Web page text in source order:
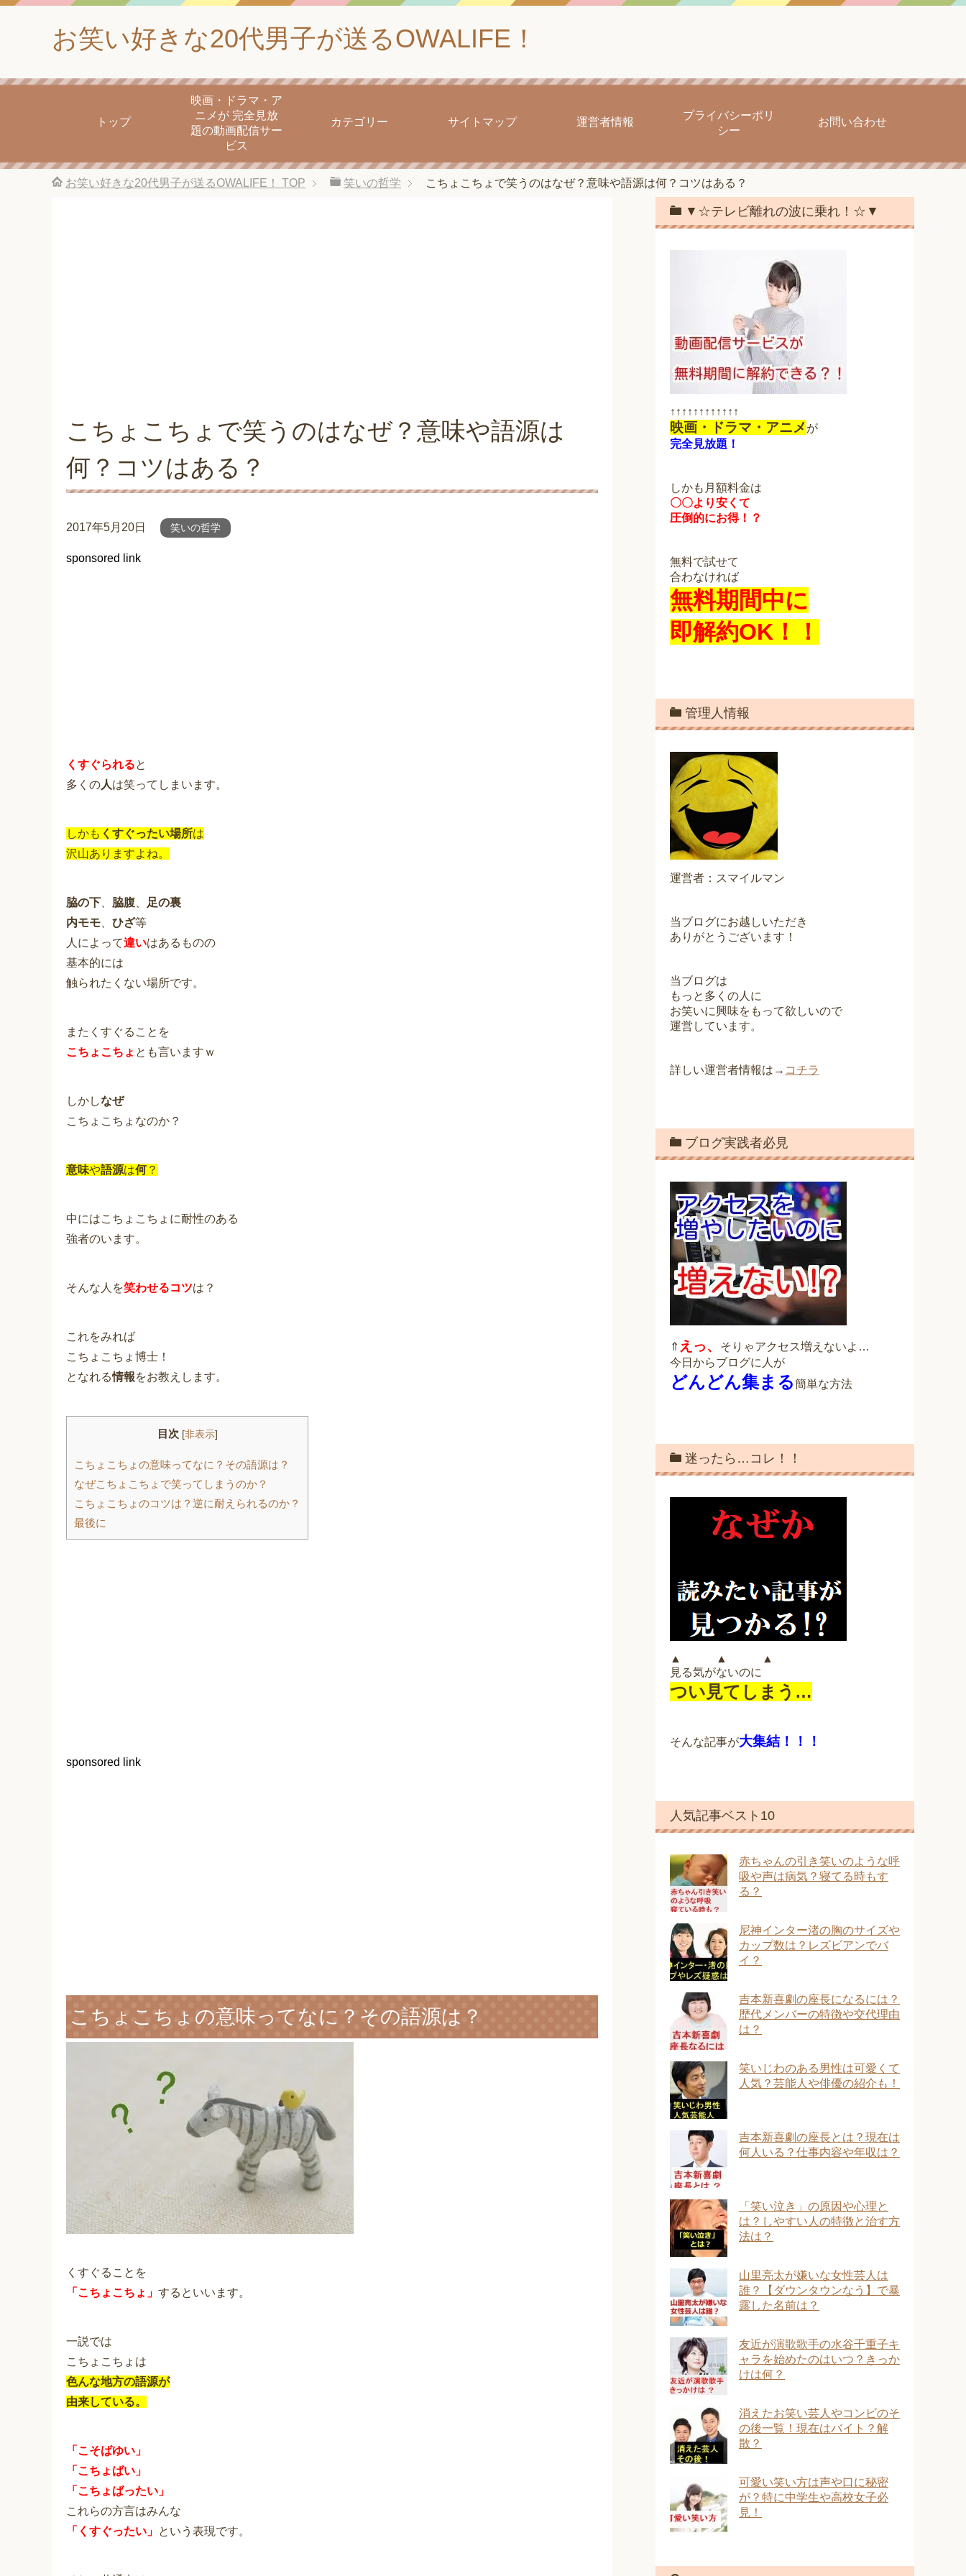
お笑い好きな20代男子が送るOWALIFE！
トップ
映画・ドラマ・ア
ニメが 完全見放
題の動画配信サー
ビス
カテゴリー サイトマップ 運営者情報
プライバシーポリ
シー
お問い合わせ
お笑い好きな20代男子が送るOWALIFE！ TOP 笑いの哲学 こちょこちょで笑うのはなぜ？意味や語源は何？コツはある？
こちょこちょで笑うのはなぜ？意味や語源は
何？コツはある？
2017年5月20日 笑いの哲学
sponsored link
くすぐられると
多くの人は笑ってしまいます。
しかも くすぐったい場所は
沢山ありますよね。
脇の下 脇腹
足の裏
内モモ
ひざ等
人によって違いはあるものの
基本的には
触られたくない場所です。
またくすぐることを
こちょこちょ とも言いますｗ
しかしなぜ
こちょこちょなのか？
意味や語源は何？
中にはこちょこちょに耐性のある
強者のいます。
そんな人を笑わせるコツは？
これをみれば
こちょこちょ博士！
となれる情報をお教えします。
目次 [非表示]
こちょこちょの意味ってなに？その語源は？
なぜこちょこちょで笑ってしまうのか？
こちょこちょのコツは？逆に耐えられるのか？
最後に
sponsored link
こちょこちょの意味ってなに？その語源は？
くすぐることを
「こちょこちょ」 するといいます。
一説では
こちょこちょは
色んな地方の語源が
由来している。
「こそばゆい」
「こちょばい」
「こちょばったい」
これらの方言はみんな
「くすぐったい」 という表現です。
▼☆テレビ離れの波に乗れ！☆▼
↑↑↑↑↑↑↑↑↑↑↑↑
映画・ドラマ・アニメが
完全見放題！
しかも月額料金は
〇〇より安くて
圧倒的にお得！？
無料で試せて
合わなければ
無料期間中に
即解約OK！！
管理人情報
運営者：スマイルマン
当ブログにお越しいただき
ありがとうございます！
当ブログは
もっと多くの人に
お笑いに興味をもって欲しいので
運営しています。
詳しい運営者情報は→ コチラ
ブログ実践者必見
⇑ えっ、
そりゃアクセス増えないよ…
今日からブログに人が
どんどん集まる簡単な方法
迷ったら…コレ！！
▲ ▲ ▲
見る気がないのに
つい見てしまう…
そんな記事が大集結！！！
人気記事ベスト10
赤ちゃんの引き笑いのような呼
吸や声は病気？寝てる時もす
る？
尼神インター渚の胸のサイズや
カップ数は？レズビアンでバ
イ？
吉本新喜劇の座長になるには？
歴代メンバーの特徴や交代理由
は？
笑いじわのある男性は可愛くて
人気？芸能人や俳優の紹介も！
吉本新喜劇の座長とは？現在は
何人いる？仕事内容や年収は？
「笑い泣き」の原因や心理と
は？しやすい人の特徴と治す方
法は？
山里亮太が嫌いな女性芸人は
誰？【ダウンタウンなう】で暴
露した名前は？
友近が演歌歌手の水谷千重子キ
ャラを始めたのはいつ？きっか
けは何？
消えたお笑い芸人やコンビのそ
の後一覧！現在はバイト？解
散？
可愛い笑い方は声や口に秘密
が？特に中学生や高校女子必
見！